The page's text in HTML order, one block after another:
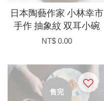
日本陶藝作家 小林幸市
手作 抽象紋 双耳小碗
NT$ 0.00
售完